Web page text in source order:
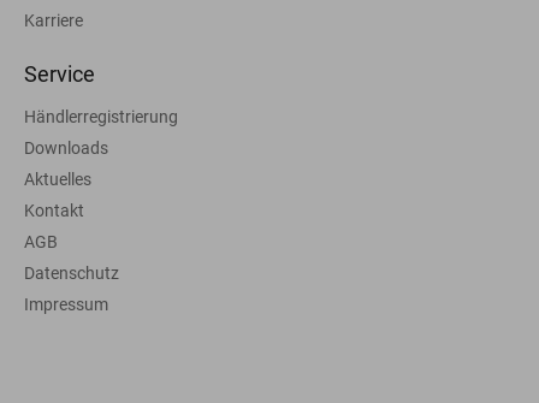
Karriere
Service
Händlerregistrierung
Downloads
Aktuelles
Kontakt
AGB
Datenschutz
Impressum